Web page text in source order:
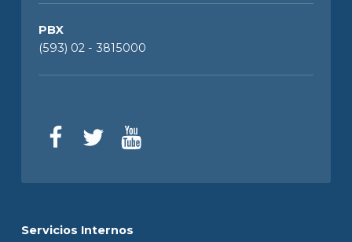
PBX
(593) 02 - 3815000
Servicios Internos